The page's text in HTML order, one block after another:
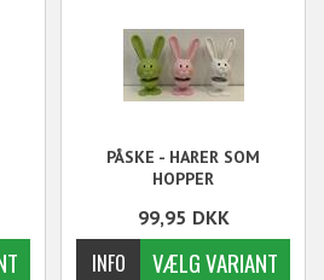
PÅSKE - HARER SOM
HOPPER
99,95 DKK